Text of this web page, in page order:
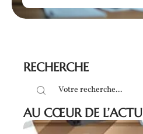
RECHERCHE
AU CŒUR DE L’ACTU